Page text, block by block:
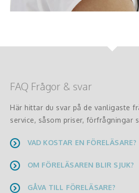
FAQ Frågor & svar
Här hittar du svar på de vanligaste
service, såsom priser, förfrågningar
VAD KOSTAR EN FÖRELÄSARE?
OM FÖRELÄSAREN BLIR SJUK?
GÅVA TILL FÖRELÄSARE?